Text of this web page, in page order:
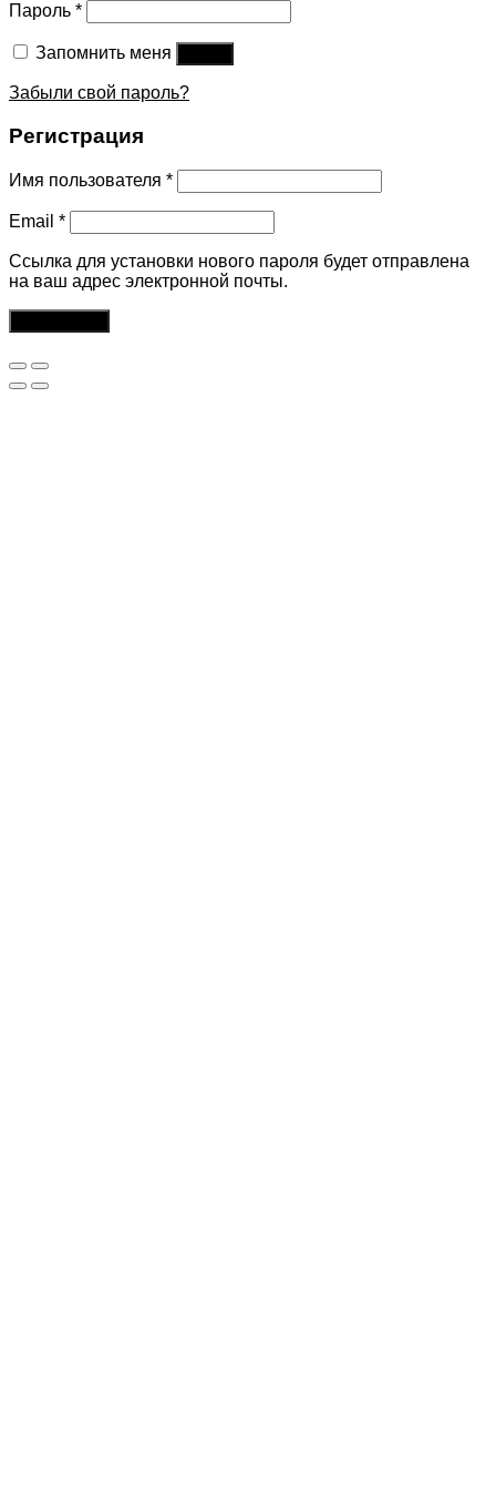
Пароль *
Запомнить меня
Забыли свой пароль?
Регистрация
Имя пользователя *
Email *
Ссылка для установки нового пароля будет отправлена ​​
на ваш адрес электронной почты.